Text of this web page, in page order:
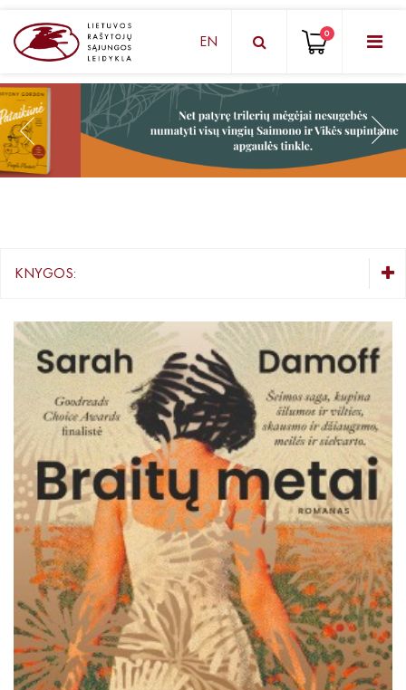
KNYGŲ DĖŽUTĖ - STAIGMENA
Grožinė literatūra
Knygos su autografais
KNYGOS PIGIAU
Išparduota
EN 0
KNYGOS:
Grožinė literatūra
Knygos vaikams ir paaugliams
Mažiausiems ( 2 - 6 m.)
Pradedantiems skaityti ( 6 - 8 m.)
Įgudusiems skaitytojams ( 9m. +)
Negrožinė literatūra
El. knygos
Audioknygos
Knygos su autografais
KNYGOS PIGIAU
Išparduota